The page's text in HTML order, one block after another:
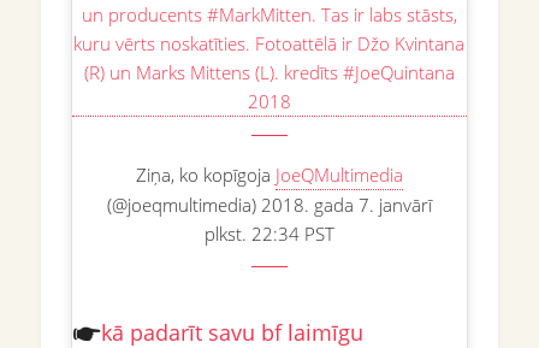
un producents #MarkMitten. Tas ir labs stāsts,
kuru vērts noskatīties. Fotoattēlā ir Džo Kvintana
(R) un Marks Mittens (L). kredīts #JoeQuintana
2018
Ziņa, ko kopīgoja JoeQMultimedia
(@joeqmultimedia) 2018. gada 7. janvārī
plkst. 22:34 PST
kā padarīt savu bf laimīgu